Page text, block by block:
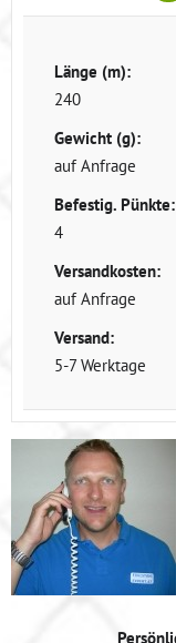
Länge (m):
240
Gewicht (g):
auf Anfrage
Befestig. Pünkte:
4
Versandkosten:
auf Anfrage
Versand:
5-7 Werktage